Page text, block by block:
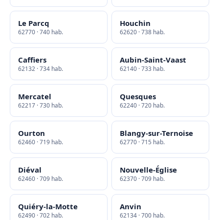
Le Parcq
62770 · 740 hab.
Houchin
62620 · 738 hab.
Caffiers
62132 · 734 hab.
Aubin-Saint-Vaast
62140 · 733 hab.
Mercatel
62217 · 730 hab.
Quesques
62240 · 720 hab.
Ourton
62460 · 719 hab.
Blangy-sur-Ternoise
62770 · 715 hab.
Diéval
62460 · 709 hab.
Nouvelle-Église
62370 · 709 hab.
Quiéry-la-Motte
62490 · 702 hab.
Anvin
62134 · 700 hab.